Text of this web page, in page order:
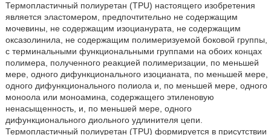
Термопластичный полиуретан (TPU) настоящего изобретения
является эластомером, предпочтительно не содержащим
мочевины, не содержащим изоцианурата, не содержащим
оксазолинила, не содержащим полимеризуемой боковой группы,
с терминальными функциональными группами на обоих концах
полимера, полученного реакцией полимеризации, по меньшей
мере, одного дифункционального изоцианата, по меньшей мере,
одного дифункционального полиола и, по меньшей мере, одного
моноола или моноамина, содержащего этиленовую
ненасыщенность, и, по меньшей мере, одного
дифункционального диольного удлинителя цепи.
Термопластичный полиуретан (TPU) формируется в присутствии